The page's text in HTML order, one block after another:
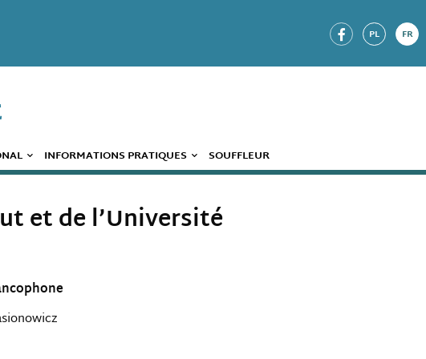
PL FR
INFORMATIONS PRATIQUES SOUFFLEUR
et de l’Université